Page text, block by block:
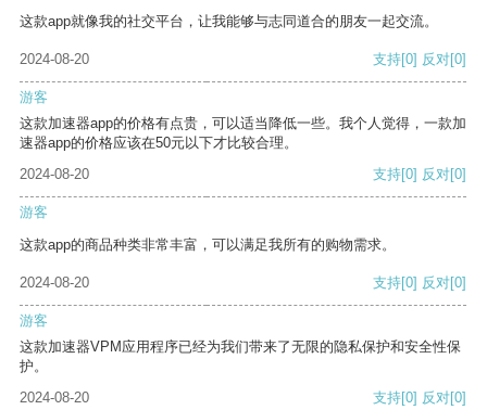
这款app就像我的社交平台，让我能够与志同道合的朋友一起交流。
2024-08-20 支持[0] 反对[0]
游客
这款加速器app的价格有点贵，可以适当降低一些。我个人觉得，一款加
速器app的价格应该在50元以下才比较合理。
2024-08-20
支持[0] 反对[0]
游客
这款app的商品种类非常丰富，可以满足我所有的购物需求。
2024-08-20 支持[0] 反对[0]
游客
这款加速器VPM应用程序已经为我们带来了无限的隐私保护和安全性保
护。
2024-08-20
支持[0] 反对[0]